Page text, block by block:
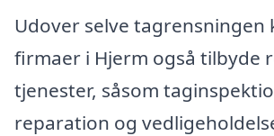
Udover selve tagrensningen
firmaer i Hjerm også tilbyde
tjenester, såsom
reparation og